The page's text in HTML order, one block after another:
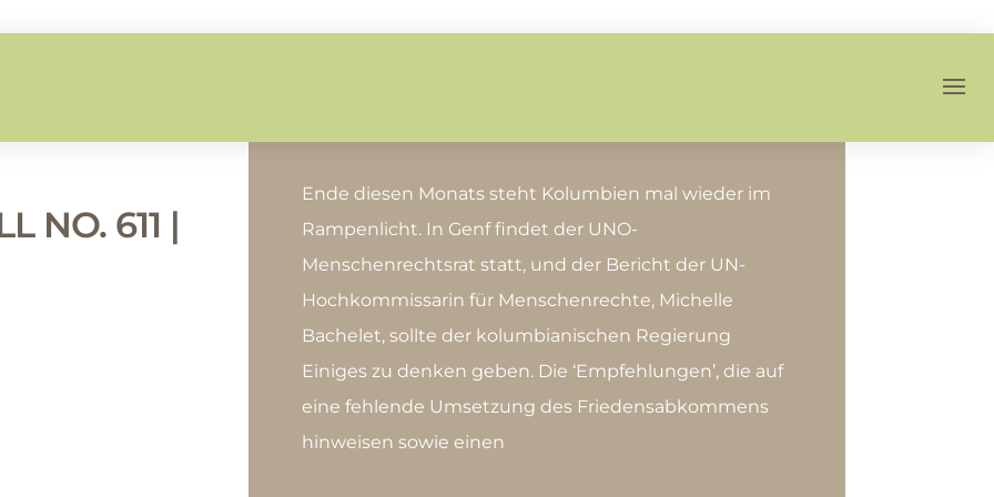
NO. 611 |
Ende diesen Monats steht Kolumbien mal wieder im
Rampenlicht. In Genf findet der UNO-
Menschenrechtsrat statt, und der Bericht der UN-
Hochkommissarin für Menschenrechte, Michelle
Bachelet, sollte der kolumbianischen Regierung
Einiges zu denken geben. Die ‘Empfehlungen’, die auf
eine fehlende Umsetzung des Friedensabkommens
hinweisen sowie einen